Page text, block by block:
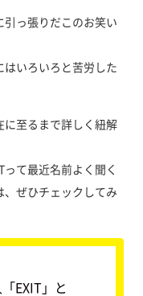
引っ張りだこのお笑い
はいろいろと苦労した
に至るまで詳しく紐解
って最近名前よく聞く
、ぜひチェックしてみ
EXIT」と